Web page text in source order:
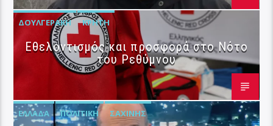
ΔΟΥΛΓΕΡΆΚΗ ΚΡΉΤΗ
Εθελοντισμός και προσφορά στο Νότο
του Ρεθύμνου
ΕΛΛΆΔΑ ΠΟΛΙΤΙΚΉ ΣΑΧΊΝΗΣ